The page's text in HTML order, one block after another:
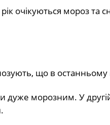
очікуються мороз та
що в останньому
дуже морозним. У